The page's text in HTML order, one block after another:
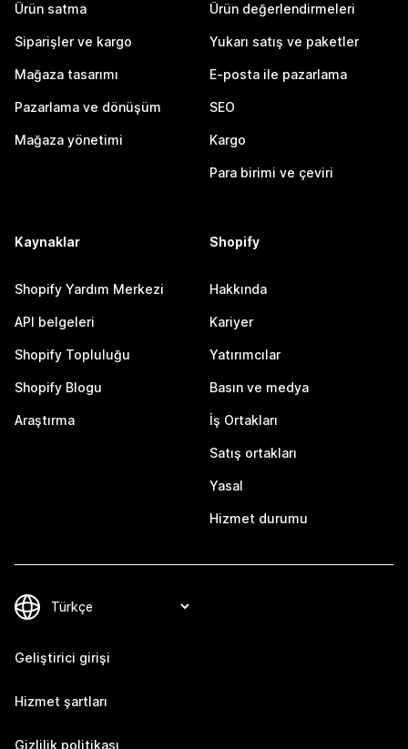
Ürün satma
Siparişler ve kargo
Mağaza tasarımı
Pazarlama ve dönüşüm
Mağaza yönetimi
Ürün değerlendirmeleri
Yukarı satış ve paketler
E-posta ile pazarlama
SEO
Kargo
Para birimi ve çeviri
Kaynaklar
Shopify Yardım Merkezi
API belgeleri
Shopify Topluluğu
Shopify Blogu
Araştırma
Shopify
Hakkında
Kariyer
Yatırımcılar
Basın ve medya
İş Ortakları
Satış ortakları
Yasal
Hizmet durumu
Geliştirici girişi
Hizmet şartları
Gizlilik politikası